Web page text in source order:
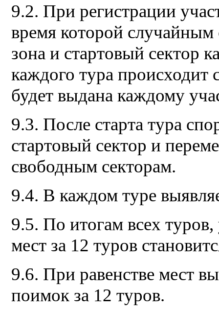
9.2. При регистрации
время которой случайным
зона и стартовый сектор
каждого тура происходит
будет выдана каждому
9.3. После старта тура
стартовый сектор и
свободным секторам.
9.4. В каждом туре
9.5. По итогам всех
мест за 12 туров
9.6. При равенстве мест
поимок за 12 туров.